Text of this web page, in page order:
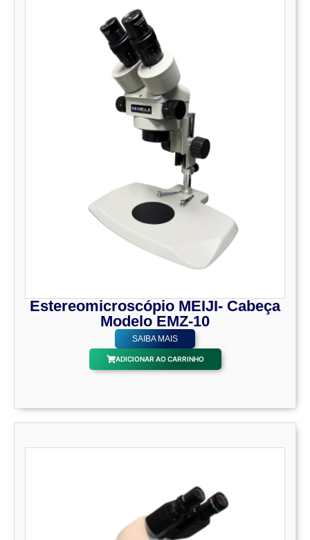
Estereomicroscópio MEIJI- Cabeça
Modelo EMZ-10
SAIBA MAIS
ADICIONAR AO CARRINHO